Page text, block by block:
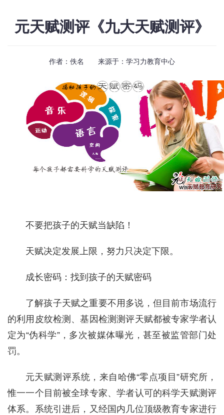
元天赋测评《九大天赋测评》
作者：佚名 来源于： 学习力教育中心
不要把孩子的天赋当缺陷！
天赋决定发展上限，努力只决定下限。
成长密码：找到孩子的天赋密码
了解孩子天赋之重要不用多说，但目前市场流行
的利用皮纹检测、基因检测测评天赋都被专家学者认
定为“伪科学”，多次被媒体曝光，甚至被监管部门处
罚。
元天赋测评系统，来自哈佛“零点项目”研究所，
惟一一个目前被全球专家、学者认可的科学天赋测评
体系。系统引进后，又经国内几位顶级教育专家进行